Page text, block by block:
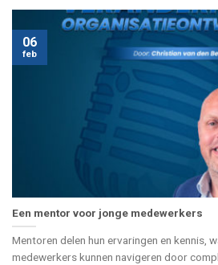
Een mentor voor jonge medewerkers
Mentoren delen hun ervaringen en kennis,
medewerkers kunnen navigeren door
06
feb